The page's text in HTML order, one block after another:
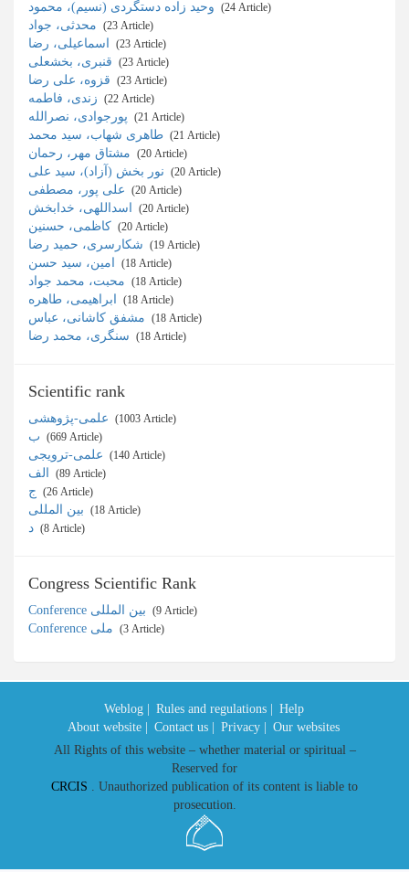
‎ (24 Article)
‎ (23 Article)
‎ (23 Article)
‎ (23 Article)
‎ (23 Article)
‎ (22 Article)
‎ (21 Article)
‎ (21 Article)
‎ (20 Article)
‎ (20 Article)
‎ (20 Article)
‎ (20 Article)
‎ (20 Article)
‎ (19 Article)
‎ (18 Article)
‎ (18 Article)
‎ (18 Article)
‎ (18 Article)
‎ (18 Article)
Scientific rank
‎ (1003 Article)
‎ (669 Article)
‎ (140 Article)
‎ (89 Article)
‎ (26 Article)
‎ (18 Article)
‎ (8 Article)
Congress Scientific Rank
‎ (9 Article)
‎ (3 Article)
Weblog | Rules and regulations |
Help
About website |
Contact us | Privacy |
Our websites
All Rights of this website – whether material or spiritual –
Reserved for
CRCIS . Unauthorized publication of its content is liable to
prosecution.